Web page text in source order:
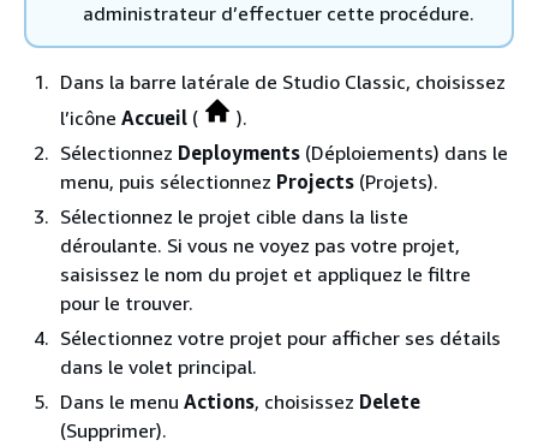
administrateur d’effectuer cette procédure.
Dans la barre latérale de Studio Classic, choisissez
l’icône Accueil (
).
Sélectionnez Deployments (Déploiements) dans le
menu, puis sélectionnez Projects (Projets).
Sélectionnez le projet cible dans la liste
déroulante. Si vous ne voyez pas votre projet,
saisissez le nom du projet et appliquez le filtre
pour le trouver.
Sélectionnez votre projet pour afficher ses détails
dans le volet principal.
Dans le menu Actions, choisissez Delete
(Supprimer).